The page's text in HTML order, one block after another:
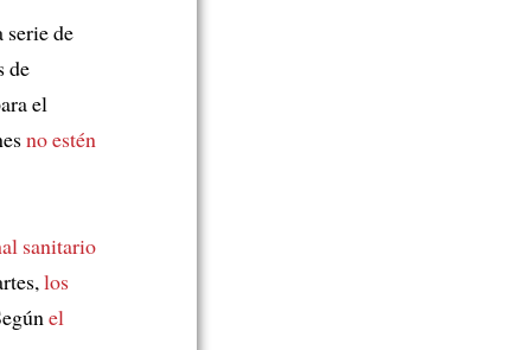
serie de
de
el
no estén
sanitario
los
el